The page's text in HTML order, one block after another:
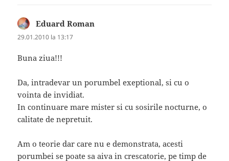
Eduard Roman
29.01.2010 la 13:17
Buna ziua!!!
Da, intradevar un porumbel exeptional, si cu o
vointa de invidiat.
In continuare mare mister si cu sosirile nocturne, o
calitate de nepretuit.
Am o teorie dar care nu e demonstrata, acesti
porumbei se poate sa aiva in crescatorie, pe timp de